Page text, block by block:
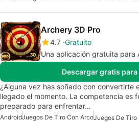
Archery 3D Pro
4.7 Gratuito
Una aplicación gratuita para
Descargar gratis
¿Alguna vez has soñado con convertirte
llegado el momento. La competencia es
preparado para enfrentar…
AndroidJuegos De Tiro Con ArcoJuegos De Tiro